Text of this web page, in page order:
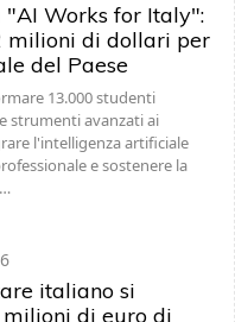
"AI Works for Italy":
milioni di dollari per
del Paese
13.000 studenti
strumenti avanzati ai
l'intelligenza artificiale
e sostenere la
italiano si
di euro di